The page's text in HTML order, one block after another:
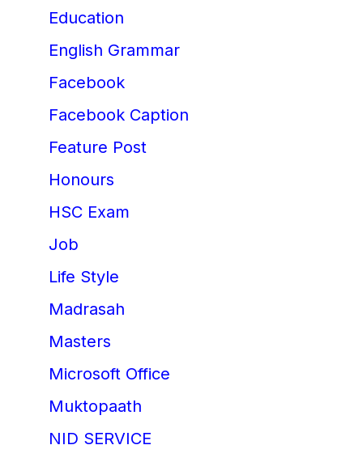
Education
English Grammar
Facebook
Facebook Caption
Feature Post
Honours
HSC Exam
Job
Life Style
Madrasah
Masters
Microsoft Office
Muktopaath
NID SERVICE